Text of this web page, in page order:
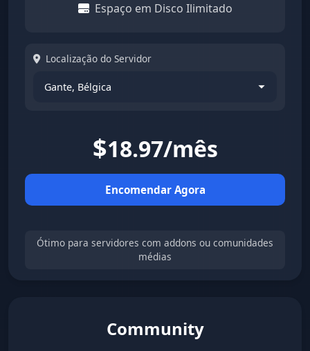
Espaço em Disco Ilimitado
Localização do Servidor
$18.97/mês
Encomendar Agora
Ótimo para servidores com addons ou comunidades
médias
Community